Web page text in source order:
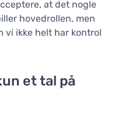
at det nogle
hovedrollen, men
vi ikke helt har kontrol
et tal på